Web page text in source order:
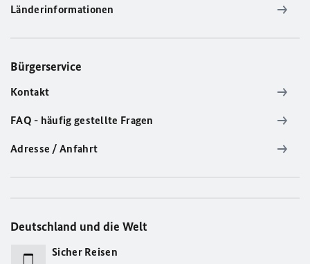
Länderinformationen
Bürgerservice
Kontakt
FAQ - häufig gestellte Fragen
Adresse / Anfahrt
Deutschland und die Welt
Sicher Reisen